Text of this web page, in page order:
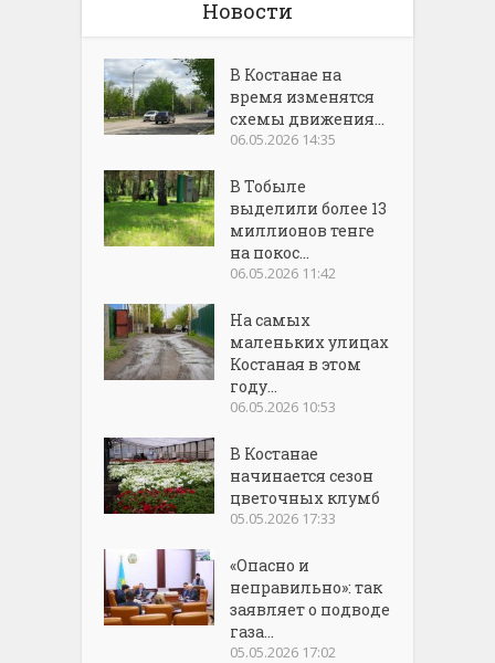
Новости
В Костанае на
время изменятся
схемы движения...
06.05.2026 14:35
В Тобыле
выделили более 13
миллионов тенге
на покос...
06.05.2026 11:42
На самых
маленьких улицах
Костаная в этом
году...
06.05.2026 10:53
В Костанае
начинается сезон
цветочных клумб
05.05.2026 17:33
«Опасно и
неправильно»: так
заявляет о подводе
газа...
05.05.2026 17:02